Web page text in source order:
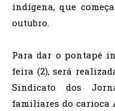
indígena, que
outubro.
Para dar o pontapé
feira (2), será
Sindicato dos
familiares do carioca